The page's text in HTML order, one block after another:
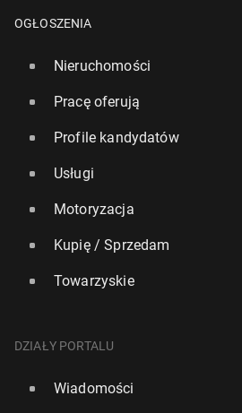
OGŁOSZENIA
Nieruchomości
Pracę oferują
Profile kandydatów
Usługi
Motoryzacja
Kupię / Sprzedam
Towarzyskie
DZIAŁY PORTALU
Wiadomości